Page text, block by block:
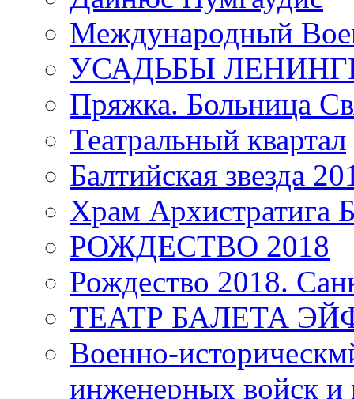
Международный
УСАДЬБЫ
Пряжка. Больница
Театральный квартал
Балтийская звезда
Храм
РОЖДЕСТВО 2018
Рождество 2018.
ТЕАТР БАЛЕТА
Военно-
инженерных войск и